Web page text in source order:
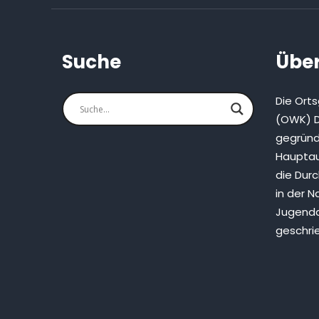
Suche
Die
(OWK)
die
in der